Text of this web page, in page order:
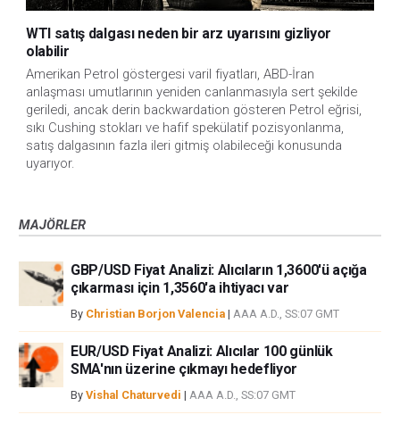
WTI satış dalgası neden bir arz uyarısını gizliyor
olabilir
Amerikan Petrol göstergesi varil fiyatları, ABD-İran
anlaşması umutlarının yeniden canlanmasıyla sert şekilde
geriledi, ancak derin backwardation gösteren Petrol eğrisi,
sıkı Cushing stokları ve hafif spekülatif pozisyonlanma,
satış dalgasının fazla ileri gitmiş olabileceği konusunda
uyarıyor.
MAJÖRLER
GBP/USD Fiyat Analizi: Alıcıların 1,3600'ü açığa
çıkarması için 1,3560'a ihtiyacı var
By Christian Borjon Valencia | AAA A.D., SS:07 GMT
EUR/USD Fiyat Analizi: Alıcılar 100 günlük
SMA'nın üzerine çıkmayı hedefliyor
By Vishal Chaturvedi | AAA A.D., SS:07 GMT